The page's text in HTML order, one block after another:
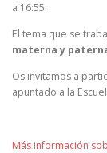
a 16:55.
El tema que se
materna y
Os invitamos a
apuntado a la
Más información